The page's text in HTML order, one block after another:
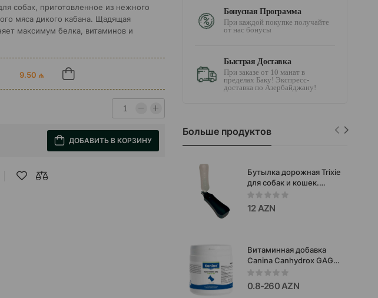
собак, приготовленное из нежного
мяса дикого кабана. Щадящая
максимум белка, витаминов и
9.50 ₼
ДОБАВИТЬ В КОРЗИНУ
Бонусная Программа
При каждой покупке получайте
от нас бонусы
Быстрая Доставка
При заказе от 10 манат в
пределах Баку! Экспресс-
доставка по Азербайджану!
Больше продуктов
Бутылка дорожная Trixie
для собак и кошек.
Цвет: Черный. Объем:
700 мл.
12 AZN
Витаминная добавка
Canina Canhydrox GAG
для суставов и костей
для собак крупных
пород 600 г.
0.8-260 AZN